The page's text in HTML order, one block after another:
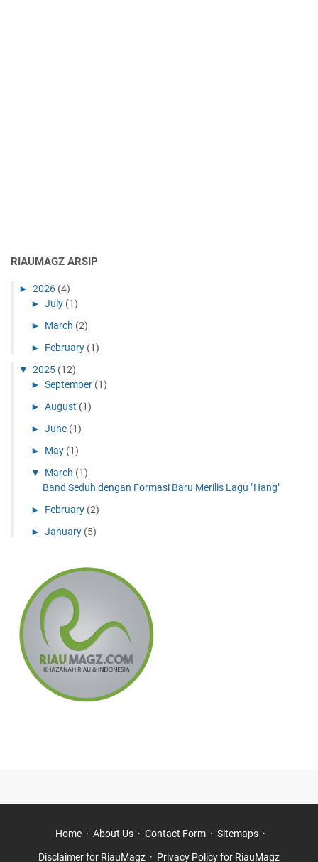
RIAUMAGZ ARSIP
► 2026 (4)
► July (1)
► March (2)
► February (1)
▼ 2025 (12)
► September (1)
► August (1)
► June (1)
► May (1)
▼ March (1)
Band Seduh dengan Formasi Baru Merilis Lagu "Hang"
► February (2)
► January (5)
December(10)
►November
► July
(1)
►May (1)
►April(2)
►February
(6)
January
(4)
Home About Us Contact Form Sitemaps
Disclaimer for RiauMagz Privacy Policy for RiauMagz